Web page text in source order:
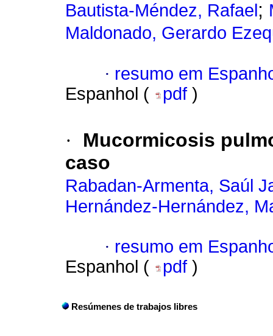
Bautista-Méndez, Rafael ;
Maldonado, Gerardo
· resumo em
Espanhol (
pdf )
·
Mucormicosis
caso
Rabadan-Armenta, Saúl
Hernández-Hernández,
· resumo em
Espanhol (
pdf )
Resúmenes de trabajos libres